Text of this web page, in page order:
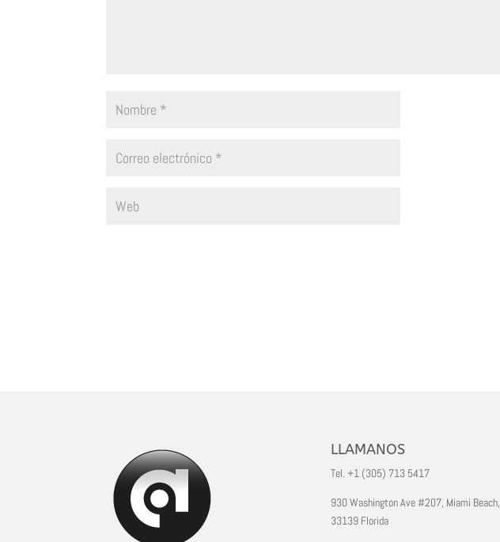
LLAMANOS
Tel. +1 (305) 713 5417
930 Washington Ave #207, Miami Beach,
33139 Florida